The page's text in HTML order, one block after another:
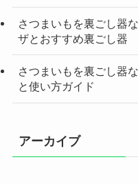
さつまいもを裏ごし器
ザとおすすめ裏ごし器
さつまいもを裏ごし器
と使い方ガイド
アーカイブ